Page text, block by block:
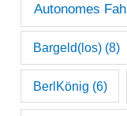
h
Autonomes
Bargeld(los)(8)
BerlKönig (6)